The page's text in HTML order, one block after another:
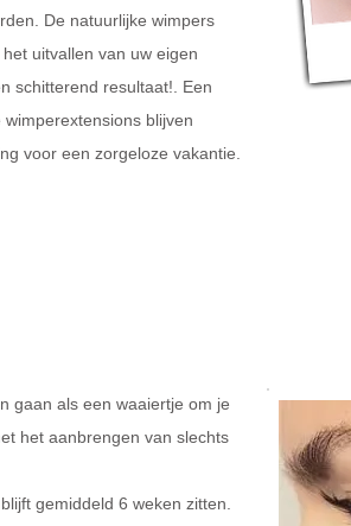
De natuurlijke wimpers
uitvallen van uw eigen
schitterend resultaat!. Een
blijven
voor een zorgeloze vakantie.
gaan als een waaiertje om je
het aanbrengen van slechts
gemiddeld 6 weken zitten.